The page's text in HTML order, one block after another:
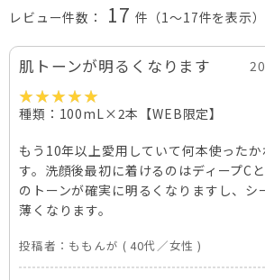
レビュー件数： 17 件 （1～17件を表示）
肌トーンが明るくなります
種類：100mL×2本【WEB限定】
もう10年以上愛用していて何本使った
す。洗顔後最初に着けるのはディープC
のトーンが確実に明るくなりますし、シ
薄くなります。
投稿者： ももんが ( 40代／女性 )